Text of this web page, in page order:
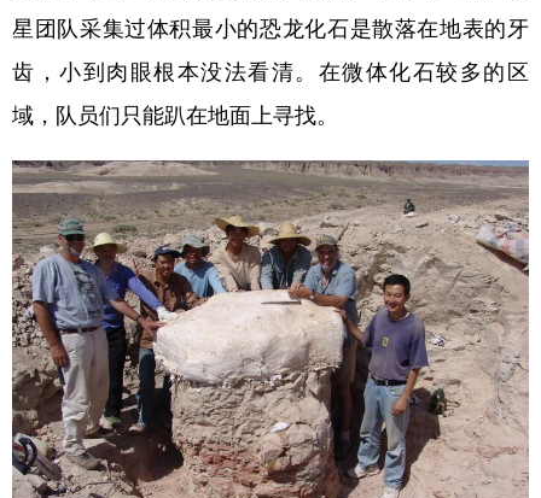
星团队采集过体积最小的恐龙化石是散落在地表的牙
齿，小到肉眼根本没法看清。在微体化石较多的区
域，队员们只能趴在地面上寻找。